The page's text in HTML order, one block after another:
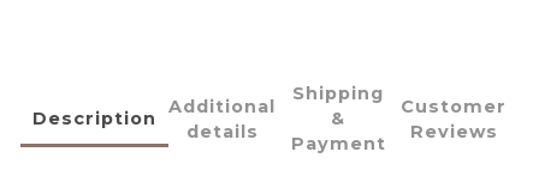
Description
Additional
details
Shipping
&
Payment
Customer
Reviews